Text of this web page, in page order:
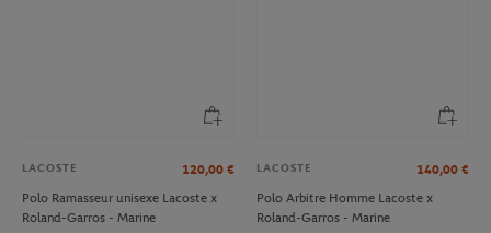
LACOSTE 120,00 €
Polo Ramasseur unisexe Lacoste x
Roland-Garros - Marine
LACOSTE 140,00 €
Polo Arbitre Homme Lacoste x
Roland-Garros - Marine